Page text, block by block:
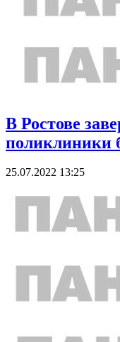
В Ростове
поликлиники
25.07.2022 13:25